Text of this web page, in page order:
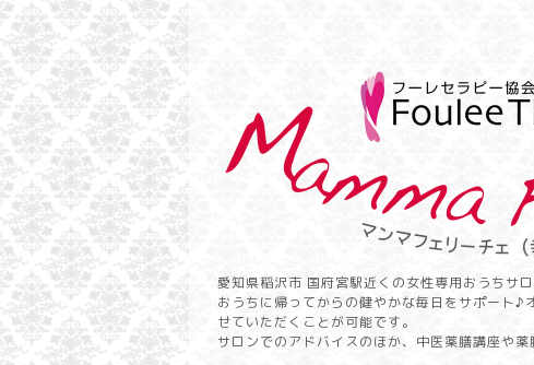
愛知県稲沢市 国府宮駅近くの女性専用おうちサ
おうちに帰ってからの健やかな毎日をサポート
せていただくことが可能です。
サロンでのアドバイスのほか、中医薬膳講座や